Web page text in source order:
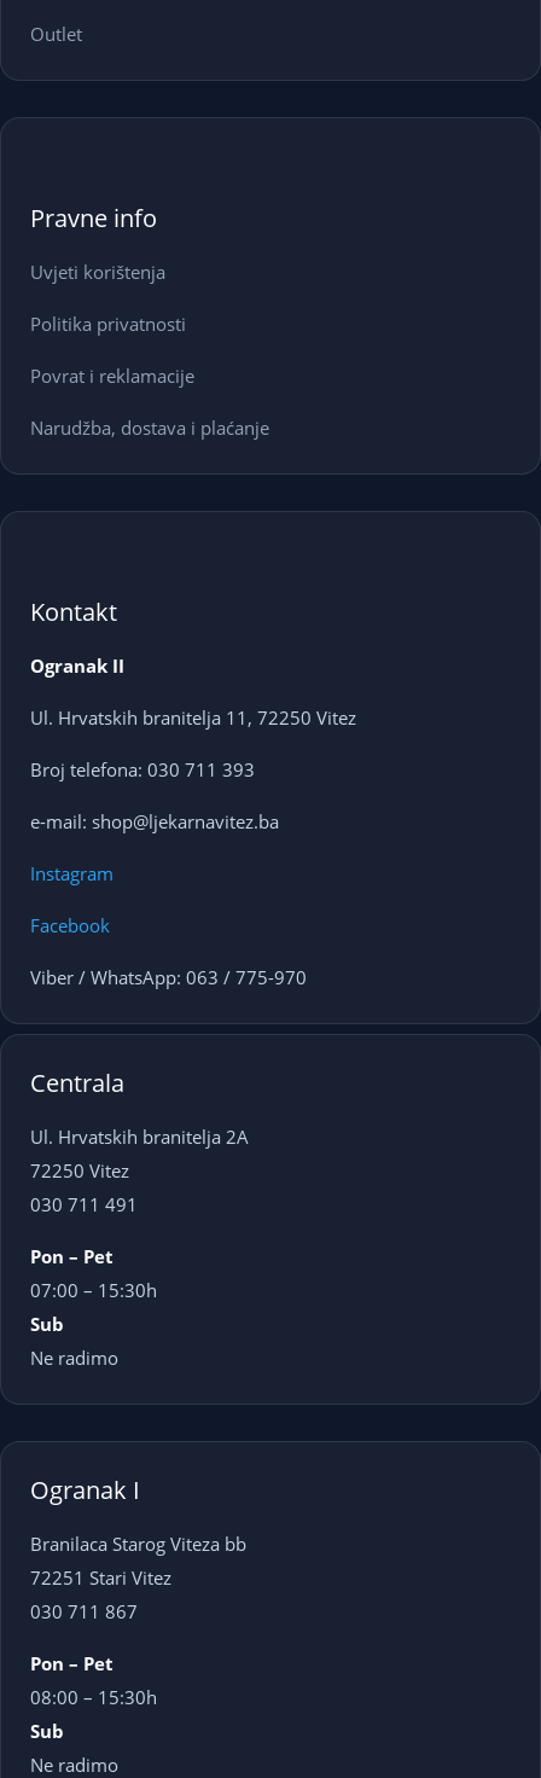
Outlet
Pravne info
Uvjeti korištenja
Politika privatnosti
Povrat i reklamacije
Narudžba, dostava i plaćanje
Kontakt
Ogranak II
Ul. Hrvatskih branitelja 11, 72250 Vitez
Broj telefona: 030 711 393
e-mail: shop@ljekarnavitez.ba
Instagram
Facebook
Viber / WhatsApp: 063 / 775-970
Centrala
Ul. Hrvatskih branitelja 2A
72250 Vitez
030 711 491
Pon – Pet
07:00 – 15:30h
Sub
Ne radimo
Ogranak I
Branilaca Starog Viteza bb
72251 Stari Vitez
030 711 867
Pon – Pet
08:00 – 15:30h
Sub
Ne radimo